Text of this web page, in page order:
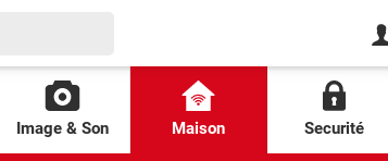
Image & Son Maison Securité